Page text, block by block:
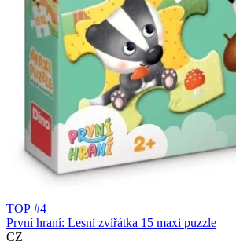
TOP #4
První hraní: Lesní zvířátka 15 maxi puzzle
CZ